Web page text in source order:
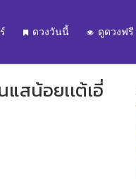
ดวงวันนี้ ดูดวงฟรี
สน้อยเเต้เอี่